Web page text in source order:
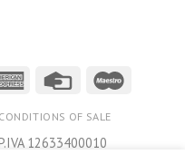
OF SALE
12633400010